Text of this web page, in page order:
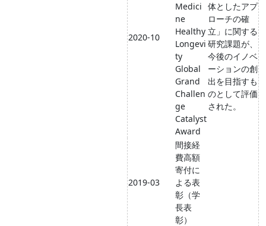
2020-10
Medici
ne
Healthy
Longevi
ty
Global
Grand
Challen
ge
Catalyst
Award
体としたアプ
ローチの確
立」に関する
研究課題が、
今後のイノベ
ーションの創
出を目指すも
のとして評価
された。
2019-03
間接経
費高額
寄付に
よる表
彰（学
長表
彰）